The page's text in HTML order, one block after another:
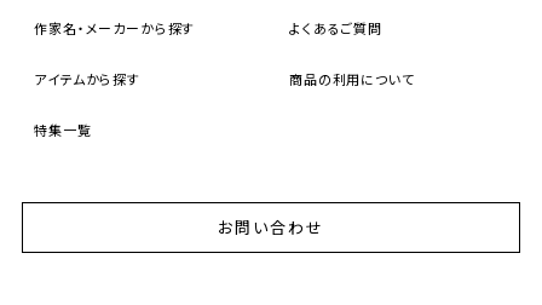
作家名・メーカーから探す
アイテムから探す
特集一覧
よくあるご質問
商品の利用について
お問い合わせ